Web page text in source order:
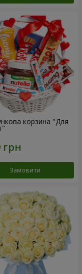
корзина "Для
Замовити